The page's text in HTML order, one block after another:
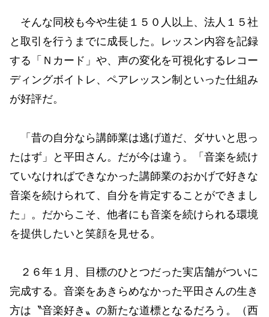
そんな同校も今や生徒１５０人以上、法人１５社
と取引を行うまでに成長した。レッスン内容を記録
する「Ｎカード」や、声の変化を可視化するレコー
ディングボイトレ、ペアレッスン制といった仕組み
が好評だ。
「昔の自分なら講師業は逃げ道だ、ダサいと思っ
たはず」と平田さん。だが今は違う。「音楽を続け
ていなければできなかった講師業のおかげで好きな
音楽を続けられて、自分を肯定することができまし
た」。だからこそ、他者にも音楽を続けられる環境
を提供したいと笑顔を見せる。
２６年１月、目標のひとつだった実店舗がついに
完成する。音楽をあきらめなかった平田さんの生き
方は〝音楽好き〟の新たな道標となるだろう。（西